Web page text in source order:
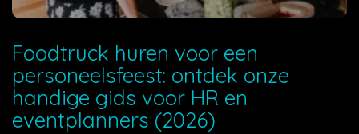
Foodtruck huren voor een
personeelsfeest: ontdek onze
handige gids voor HR en
eventplanners (2026)